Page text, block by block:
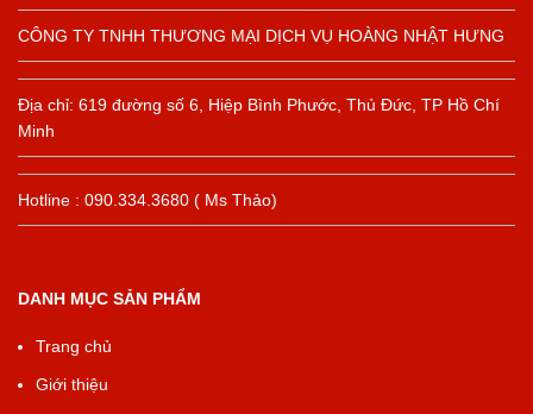
CÔNG TY TNHH THƯƠNG MẠI DỊCH VỤ HOÀNG NHẬT HƯNG
Địa chỉ: 619 đường số 6, Hiệp Bình Phước, Thủ Đức, TP Hồ Chí
Minh
Hotline : 090.334.3680 ( Ms Thảo)
DANH MỤC SẢN PHẨM
Trang chủ
Giới thiệu